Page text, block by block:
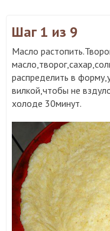
Шаг 1 из 9
Масло
распределить в
вилкой,чтобы не
холоде 30минут.